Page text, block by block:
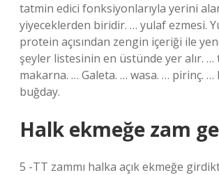
tatmin edici fonksiyonlarıyla yerini
yiyeceklerden biridir. … yulaf ezmesi.
protein açısından zengin içeriği ile
şeyler listesinin en üstünde yer alır. …
makarna. … Galeta. … wasa. … pirinç.
buğday.
Halk ekmeğe zam
5 -TT zammı halka açık ekmeğe